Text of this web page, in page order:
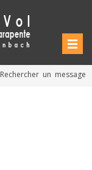
Rechercher un message